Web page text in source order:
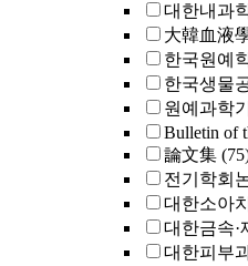
대한내과
大韓血液
한국원예
한국생물
원예과학
Bulletin of
論文集
전기학회
대한소아
대한금속·
대한피부